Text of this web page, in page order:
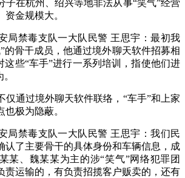
子在杭州、绍兴等地非法从事“笑气”经营
金规模大。
禁毒支队一大队民警 王思宇：最初我
的骨干成员，他通过境外聊天软件招募相
这些“车手”进行一系列培训，指使他们进
通过境外聊天软件联络，“车手”和上家
极为隐蔽。
禁毒支队一大队民警 王思宇：我们民
认了主要骨干的具体身份和车辆信息，成
某、魏某某为主的涉“笑气”网络犯罪团
责运输的，有负责招揽客户贩卖的，还有